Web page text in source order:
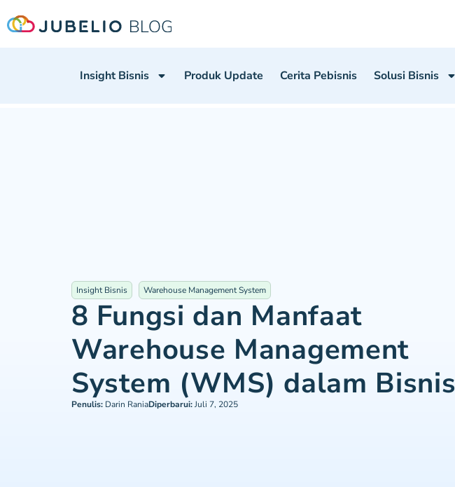
Insight Bisnis Produk Update Cerita Pebisnis Solusi Bisnis
Insight Bisnis Warehouse Management System
8 Fungsi dan Manfaat
Warehouse Management
System (WMS) dalam Bisnis
Penulis: Darin RaniaDiperbarui:Juli 7, 2025